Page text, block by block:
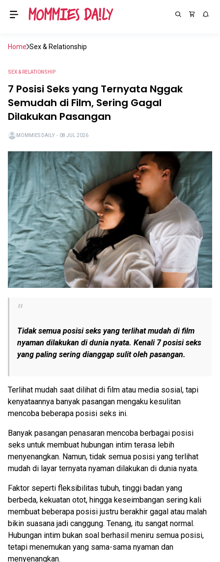
Home Sex & Relationship
SEX & RELATIONSHIP
7 Posisi Seks yang Ternyata Nggak
Semudah di Film, Sering Gagal
Dilakukan Pasangan
MOMMIES DAILY ・ 08 JUL 2026
Tidak semua posisi seks yang terlihat mudah di film
nyaman dilakukan di dunia nyata. Kenali 7 posisi seks
yang paling sering dianggap sulit oleh pasangan.
Terlihat mudah saat dilihat di film atau media sosial, tapi
kenyataannya banyak pasangan mengaku kesulitan
mencoba beberapa posisi seks ini.
Banyak pasangan penasaran mencoba berbagai posisi
seks untuk membuat hubungan intim terasa lebih
menyenangkan. Namun, tidak semua posisi yang terlihat
mudah di layar ternyata nyaman dilakukan di dunia nyata.
Faktor seperti fleksibilitas tubuh, tinggi badan yang
berbeda, kekuatan otot, hingga keseimbangan sering kali
membuat beberapa posisi justru berakhir gagal atau malah
bikin suasana jadi canggung. Tenang, itu sangat normal.
Hubungan intim bukan soal berhasil meniru semua posisi,
tetapi menemukan yang sama-sama nyaman dan
menyenangkan.